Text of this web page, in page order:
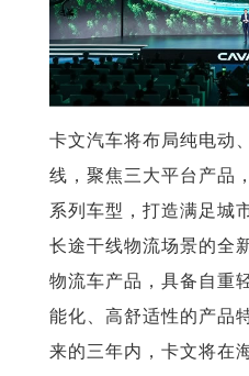
卡文汽车将布局纯电动
线，聚焦三大平台产品
系列车型，打造满足城
长途干线物流场景的全
物流车产品，具备自重
能化、高舒适性的产品
来的三年内，卡文将在